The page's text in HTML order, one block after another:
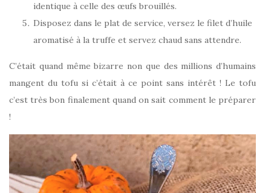
identique à celle des œufs brouillés.
Disposez dans le plat de service, versez le filet d’huile
aromatisé à la truffe et servez chaud sans attendre.
C’était quand même bizarre non que des millions d’humains
mangent du tofu si c’était à ce point sans intérêt ! Le tofu
c’est très bon finalement quand on sait comment le préparer
!